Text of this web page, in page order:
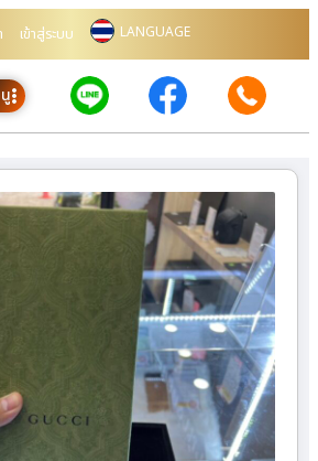
เข้าสู่ระบบ LANGUAGE